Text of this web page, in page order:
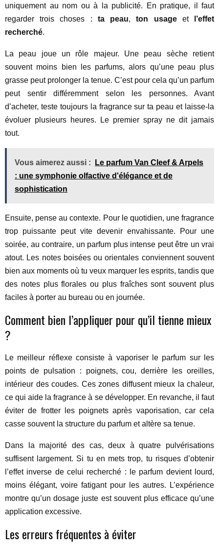
uniquement au nom ou à la publicité. En pratique, il faut
regarder trois choses : ta peau,ton usageet
l’effet
recherché.
La peau joue un rôle majeur. Une peau sèche retient
souvent moins bien les parfums, alors qu’une peau plus
grasse peut prolonger la tenue. C’est pour cela qu’un parfum
peut sentir différemment selon les personnes. Avant
d’acheter, teste toujours la fragrance sur ta peau et laisse-la
évoluer plusieurs heures. Le premier spray ne dit jamais
tout.
Vous aimerez aussi :
Le parfum Van Cleef & Arpels
: une symphonie olfactive d'élégance et de
sophistication
Ensuite, pense au contexte. Pour le quotidien, une fragrance
trop puissante peut vite devenir envahissante. Pour une
soirée, au contraire, un parfum plus intense peut être un vrai
atout. Les notes boisées ou orientales conviennent souvent
bien aux moments où tu veux marquer les esprits, tandis que
des notes plus florales ou plus fraîches sont souvent plus
faciles à porter au bureau ou en journée.
Comment bien l’appliquer pour qu’il tienne mieux
?
Le meilleur réflexe consiste à vaporiser le parfum sur les
points de pulsation : poignets, cou, derrière les oreilles,
intérieur des coudes. Ces zones diffusent mieux la chaleur,
ce qui aide la fragrance à se développer. En revanche, il faut
éviter de frotter les poignets après vaporisation, car cela
casse souvent la structure du parfum et altère sa tenue.
Dans la majorité des cas, deux à quatre pulvérisations
suffisent largement. Si tu en mets trop, tu risques d’obtenir
l’effet inverse de celui recherché : le parfum devient lourd,
moins élégant, voire fatigant pour les autres. L’expérience
montre qu’un dosage juste est souvent plus efficace qu’une
application excessive.
Les erreurs fréquentes à éviter